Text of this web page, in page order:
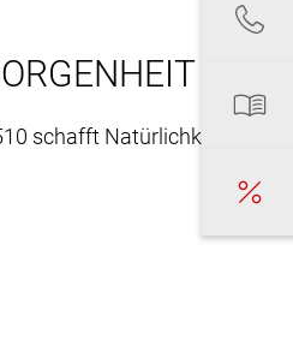
schafft Natürlichkeit